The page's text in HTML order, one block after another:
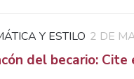
Y ESTILO 2 DE
del becario: Cite